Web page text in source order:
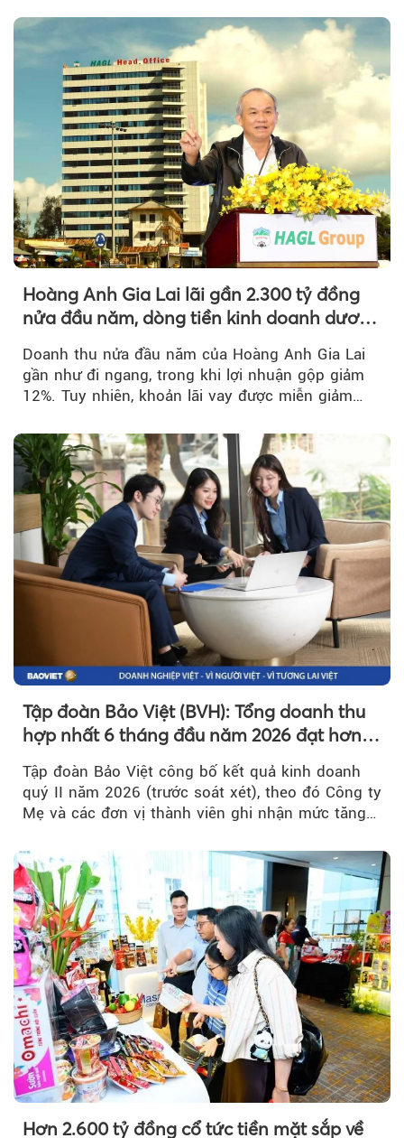
Hoàng Anh Gia Lai lãi gần 2.300 tỷ đồng
nửa đầu năm, dòng tiền kinh doanh dương
Doanh thu nửa đầu năm của Hoàng Anh Gia Lai
gần như đi ngang, trong khi lợi nhuận gộp giảm
12%. Tuy nhiên, khoản lãi vay được miễn giảm
Tập đoàn Bảo Việt (BVH): Tổng doanh thu
hợp nhất 6 tháng đầu năm 2026 đạt hơn
Tập đoàn Bảo Việt công bố kết quả kinh doanh
quý II năm 2026 (trước soát xét), theo đó Công ty
Mẹ và các đơn vị thành viên ghi nhận mức tăng
Hơn 2.600 tỷ đồng cổ tức tiền mặt sắp về